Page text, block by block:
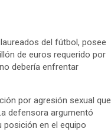
del fútbol, posee
de euros requerido por
debería enfrentar
por agresión sexual que
defensora argumentó
en el equipo